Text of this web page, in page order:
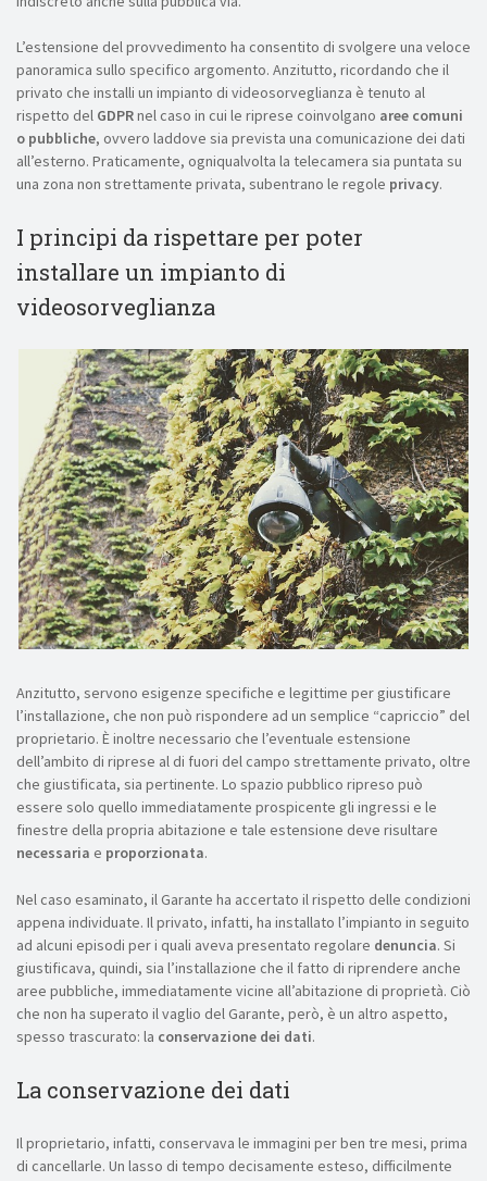
L’estensione del provvedimento ha consentito di svolgere una veloce
panoramica sullo specifico argomento. Anzitutto, ricordando che il
privato che installi un impianto di videosorveglianza è tenuto al
rispetto del GDPRnel caso in cui le riprese coinvolgano aree comuni
o pubbliche, ovvero laddove sia prevista una comunicazione dei dati
all’esterno. Praticamente, ogniqualvolta la telecamera sia puntata su
una zona non strettamente privata, subentrano le regole privacy.
I principi da rispettare per poter
installare un impianto di
videosorveglianza
Anzitutto, servono esigenze specifiche e legittime per giustificare
l’installazione, che non può rispondere ad un semplice “capriccio” del
proprietario. È inoltre necessario che l’eventuale estensione
dell’ambito di riprese al di fuori del campo strettamente privato, oltre
che giustificata, sia pertinente. Lo spazio pubblico ripreso può
essere solo quello immediatamente prospicente gli ingressi e le
finestre della propria abitazione e tale estensione deve risultare
necessaria e proporzionata.
Nel caso esaminato, il Garante ha accertato il rispetto delle condizioni
appena individuate. Il privato, infatti, ha installato l’impianto in seguito
ad alcuni episodi per i quali aveva presentato regolare denuncia. Si
giustificava, quindi, sia l’installazione che il fatto di riprendere anche
aree pubbliche, immediatamente vicine all’abitazione di proprietà. Ciò
che non ha superato il vaglio del Garante, però, è un altro aspetto,
spesso trascurato: la conservazione dei dati.
La conservazione dei dati
Il proprietario, infatti, conservava le immagini per ben tre mesi, prima
di cancellarle. Un lasso di tempo decisamente esteso, difficilmente